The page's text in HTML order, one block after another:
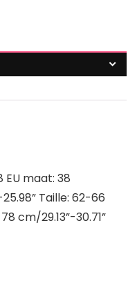
EU maat: 38
Taille: 62-66
cm/29.13”-30.71”